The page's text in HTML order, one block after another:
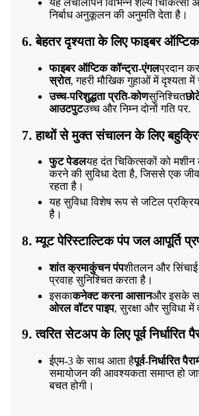
यह लचीलापन विभिन्न शल्य
निर्बाध अनुकूलन की अनुमति देता है।
6. बेहतर दृश्यता के लिए फाइबर
फाइबर ऑप्टिक कॉन्ट्रा-एंगलप्रदान
स्रोत, गहरी मौखिक गुहाओं में दृश्यता में
उच्च-परिशुद्धता प्रति-कोणसुनिश्चित
आउटपुटउच्च और निम्न दोनों गति पर.
7. हाथों से मुक्त संचालन के लिए
फुट पेडलयह दंत चिकित्सकों को मशीन
करने की सुविधा देता है, जिससे एक
रहता है।
यह सुविधा विशेष रूप से जटिल
है।
8. म्यूट पेरिस्टाल्टिक पंप जल आपूर्ति
शांत क्रमाकुंचन पंपशीतलन और
प्रवाह सुनिश्चित करता है।
इसकाकनेक्ट करना आसानऔर इसके
ओरल वॉटर पाइप, सुरक्षा और सुविधा में
9. त्वरित सेटअप के लिए पूर्व निर्धारित
ईएम-3 के साथ आता हैपूर्व-निर्धारित
समायोजन की आवश्यकता समाप्त हो
बचत होगी।